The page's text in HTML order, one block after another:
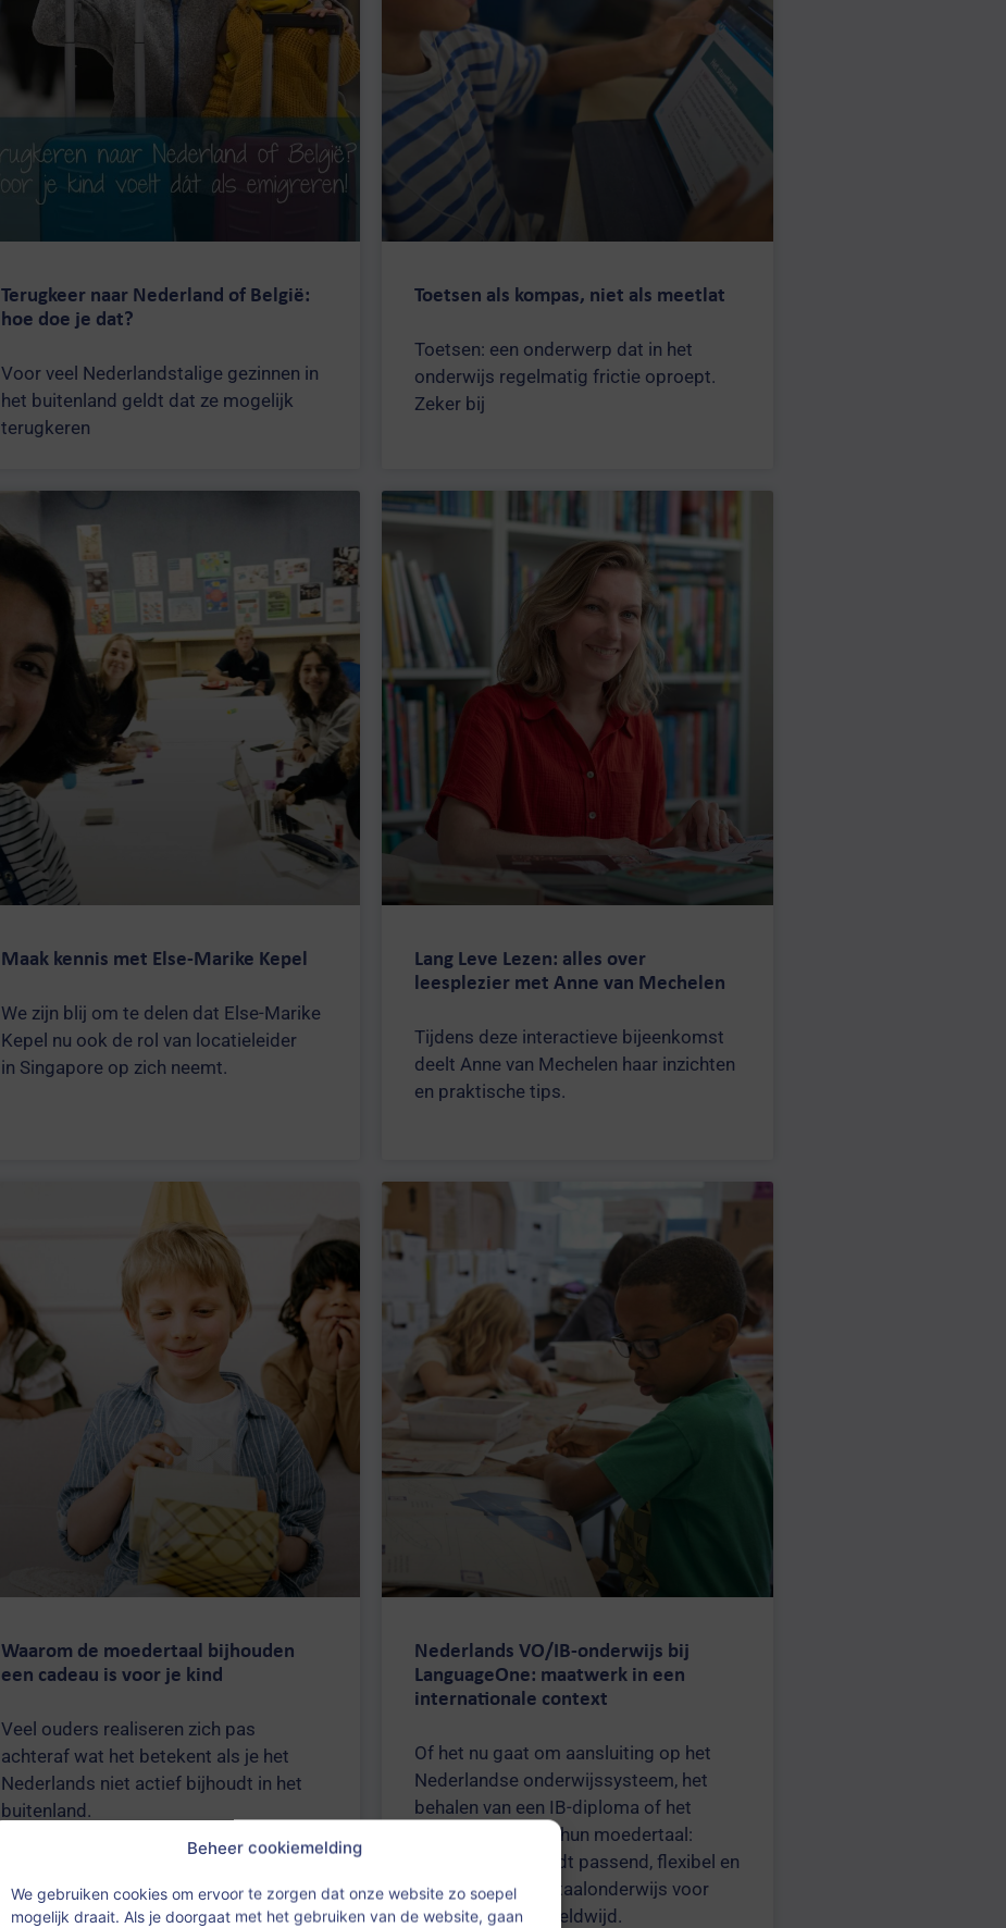
Beheer cookiemelding
We gebruiken cookies om ervoor te zorgen dat onze website zo soepel
mogelijk draait. Als je doorgaat met het gebruiken van de website, gaan
Onderwijscheck
Terugkeer naar Nederland of België:
hoe doe je dat?
Voor veel Nederlandstalige gezinnen in
het buitenland geldt dat ze mogelijk
terugkeren
Toetsen als kompas, niet als meetlat
Toetsen: een onderwerp dat in het
onderwijs regelmatig frictie oproept.
Zeker bij
Maak kennis met Else-Marike Kepel
We zijn blij om te delen dat Else-Marike
Kepel nu ook de rol van locatieleider
in Singapore op zich neemt.
Lang Leve Lezen: alles over
leesplezier met Anne van Mechelen
Tijdens deze interactieve bijeenkomst
deelt Anne van Mechelen haar inzichten
en praktische tips.
Waarom de moedertaal bijhouden
een cadeau is voor je kind
Veel ouders realiseren zich pas
achteraf wat het betekent als je het
Nederlands niet actief bijhoudt in het
buitenland.
Nederlands VO/IB-onderwijs bij
LanguageOne: maatwerk in een
internationale context
Of het nu gaat om aansluiting op het
Nederlandse onderwijssysteem, het
behalen van een IB-diploma of het
onderhouden van hun moedertaal:
LanguageOne biedt passend, flexibel en
toekomstgericht taalonderwijs voor
VO-leerlingen wereldwijd.